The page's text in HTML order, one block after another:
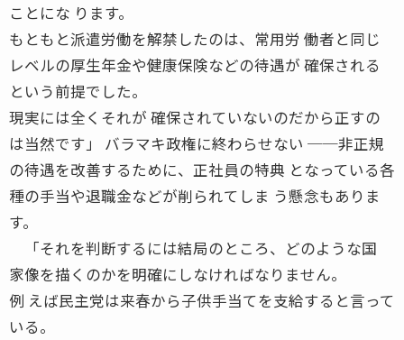
ことにな ります。
もともと派遣労働を解禁したのは、常用労 働者と同じ
レベルの厚生年金や健康保険などの待遇が 確保される
という前提でした。
現実には全くそれが 確保されていないのだから正すの
は当然です」 バラマキ政権に終わらせない ──非正規
の待遇を改善するために、正社員の特典 となっている各
種の手当や退職金などが削られてしま う懸念もありま
す。
「それを判断するには結局のところ、どのような国
家像を描くのかを明確にしなければなりません。
例 えば民主党は来春から子供手当てを支給すると言って
いる。